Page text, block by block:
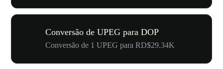
Conversão de UPEG para DOP
Conversão de 1 UPEG para RD$29.34K